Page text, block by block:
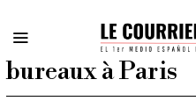
bureaux à Paris